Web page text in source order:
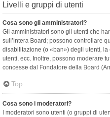
Livelli e gruppi di utenti
Cosa sono gli amministratori?
Gli amministratori sono gli utenti che
sull’intera Board; possono controllare
disabilitazione (o «ban») degli utenti,
utenti, ecc. Inoltre, possono moderare
concesse dal Fondatore della Board
Top
Cosa sono i moderatori?
I moderatori sono utenti (o gruppi di